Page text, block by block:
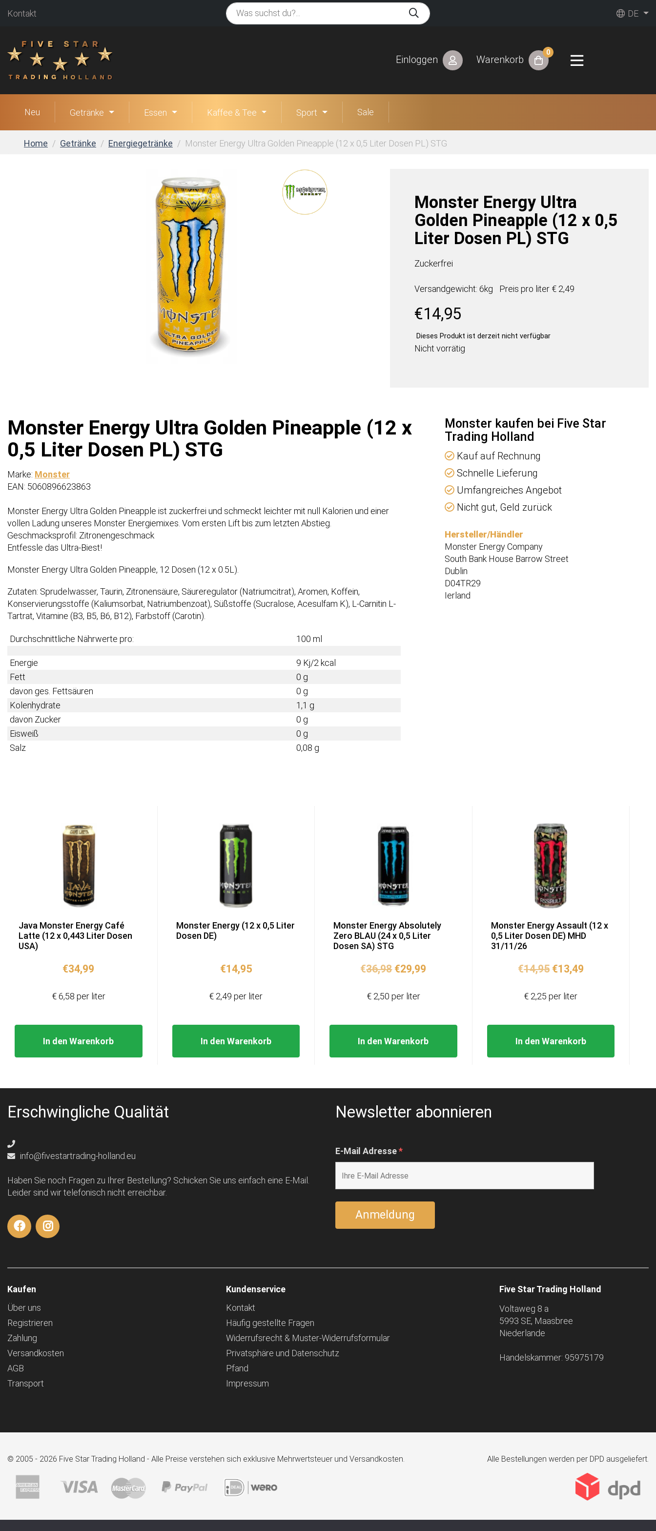
Kontakt DE
Einloggen Warenkorb
0
Neu Getränke Essen Kaffee & Tee Sport Sale
Home Getränke Energiegetränke Monster Energy Ultra Golden Pineapple (12 x 0,5 Liter Dosen PL) STG
Monster Energy Ultra
Golden Pineapple (12 x 0,5
Liter Dosen PL) STG
Zuckerfrei
Versandgewicht: 6kg Preis pro liter € 2,49
€14,95
Dieses Produkt ist derzeit nicht verfügbar
Nicht vorrätig
Monster Energy Ultra Golden Pineapple (12 x
0,5 Liter Dosen PL) STG
Marke: Monster
EAN: 5060896623863
Monster Energy Ultra Golden Pineapple ist zuckerfrei und schmeckt leichter mit null Kalorien und einer
vollen Ladung unseres Monster Energiemixes. Vom ersten Lift bis zum letzten Abstieg.
Geschmacksprofil: Zitronengeschmack
Entfessle das Ultra-Biest!
Monster Energy Ultra Golden Pineapple, 12 Dosen (12 x 0.5L).
Zutaten: Sprudelwasser, Taurin, Zitronensäure, Säureregulator (Natriumcitrat), Aromen, Koffein,
Konservierungsstoffe (Kaliumsorbat, Natriumbenzoat), Süßstoffe (Sucralose, Acesulfam K), L-Carnitin L-
Tartrat, Vitamine (B3, B5, B6, B12), Farbstoff (Carotin).
Durchschnittliche Nährwerte pro: 100 ml
Energie
9 Kj/2 kcal
Fett
0 g
davon ges. Fettsäuren
0 g
Kolenhydrate
1,1 g
davon Zucker
0 g
Eisweiß
0 g
Salz
0,08 g
Monster kaufen bei Five Star
Trading Holland
Kauf auf Rechnung
Schnelle Lieferung
Umfangreiches Angebot
Nicht gut, Geld zurück
Hersteller/Händler
Monster Energy Company
South Bank House Barrow Street
Dublin
D04TR29
Ierland
Java Monster Energy Café
Latte (12 x 0,443 Liter Dosen
USA)
€34,99
In den Warenkorb
€ 6,58 per liter
Monster Energy (12 x 0,5 Liter
Dosen DE)
€14,95
In den Warenkorb
€ 2,49 per liter
Monster Energy Absolutely
Zero BLAU (24 x 0,5 Liter
Dosen SA) STG
€36,98 Ursprünglicher
war:
€29,99
In den Warenkorb
€ 2,50 per liter
Monster Energy Assault (12 x
0,5 Liter Dosen DE) MHD
31/11/26
€14,95 Ursprünglicher
war:
€13,49Aktueller
In den Warenkorb
€ 2,25 per liter
Erschwingliche Qualität
info@fivestartrading-holland.eu
Haben Sie noch Fragen zu Ihrer Bestellung? Schicken Sie uns einfach eine E-Mail.
Leider sind wir telefonisch nicht erreichbar.
Newsletter abonnieren
E-Mail Adresse*
Kaufen
Über uns
Registrieren
Zahlung
Versandkosten
AGB
Transport
Kundenservice
Kontakt
Häufig gestellte Fragen
Widerrufsrecht & Muster-Widerrufsformular
Privatsphäre und Datenschutz
Pfand
Impressum
Five Star Trading Holland
Voltaweg 8 a
5993 SE, Maasbree
Niederlande
Handelskammer: 95975179
© 2005 - 2026 Five Star Trading Holland - Alle Preise verstehen sich exklusive Mehrwertsteuer und Versandkosten. Alle Bestellungen werden per DPD ausgeliefert.